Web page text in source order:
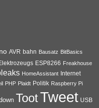
AVR bahn Bausatz BitBasics
ESP8266 Freakhouse
HomeAssistant Internet
PHP Plaidt Politik Raspberry Pi
TootTweet USB